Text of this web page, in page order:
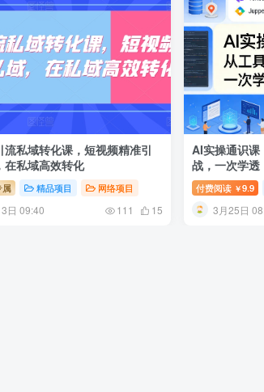
流私域转化课，短视频精准引
在私域高效转化
属 精品项目 网络项目
日 09:40 111 15
AI实操通识课
战，一次学透
付费阅读 ￥9.9
3月25日